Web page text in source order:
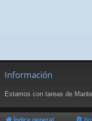
Información
Estamos con tareas de